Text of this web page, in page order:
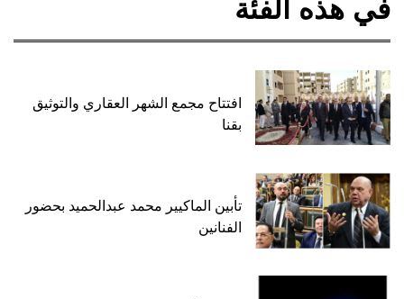
في هذه الفئة
افتتاح مجمع الشهر العقاري والتوثيق
بقنا
تأبين الماكيير محمد عبدالحميد بحضور
الفنانين